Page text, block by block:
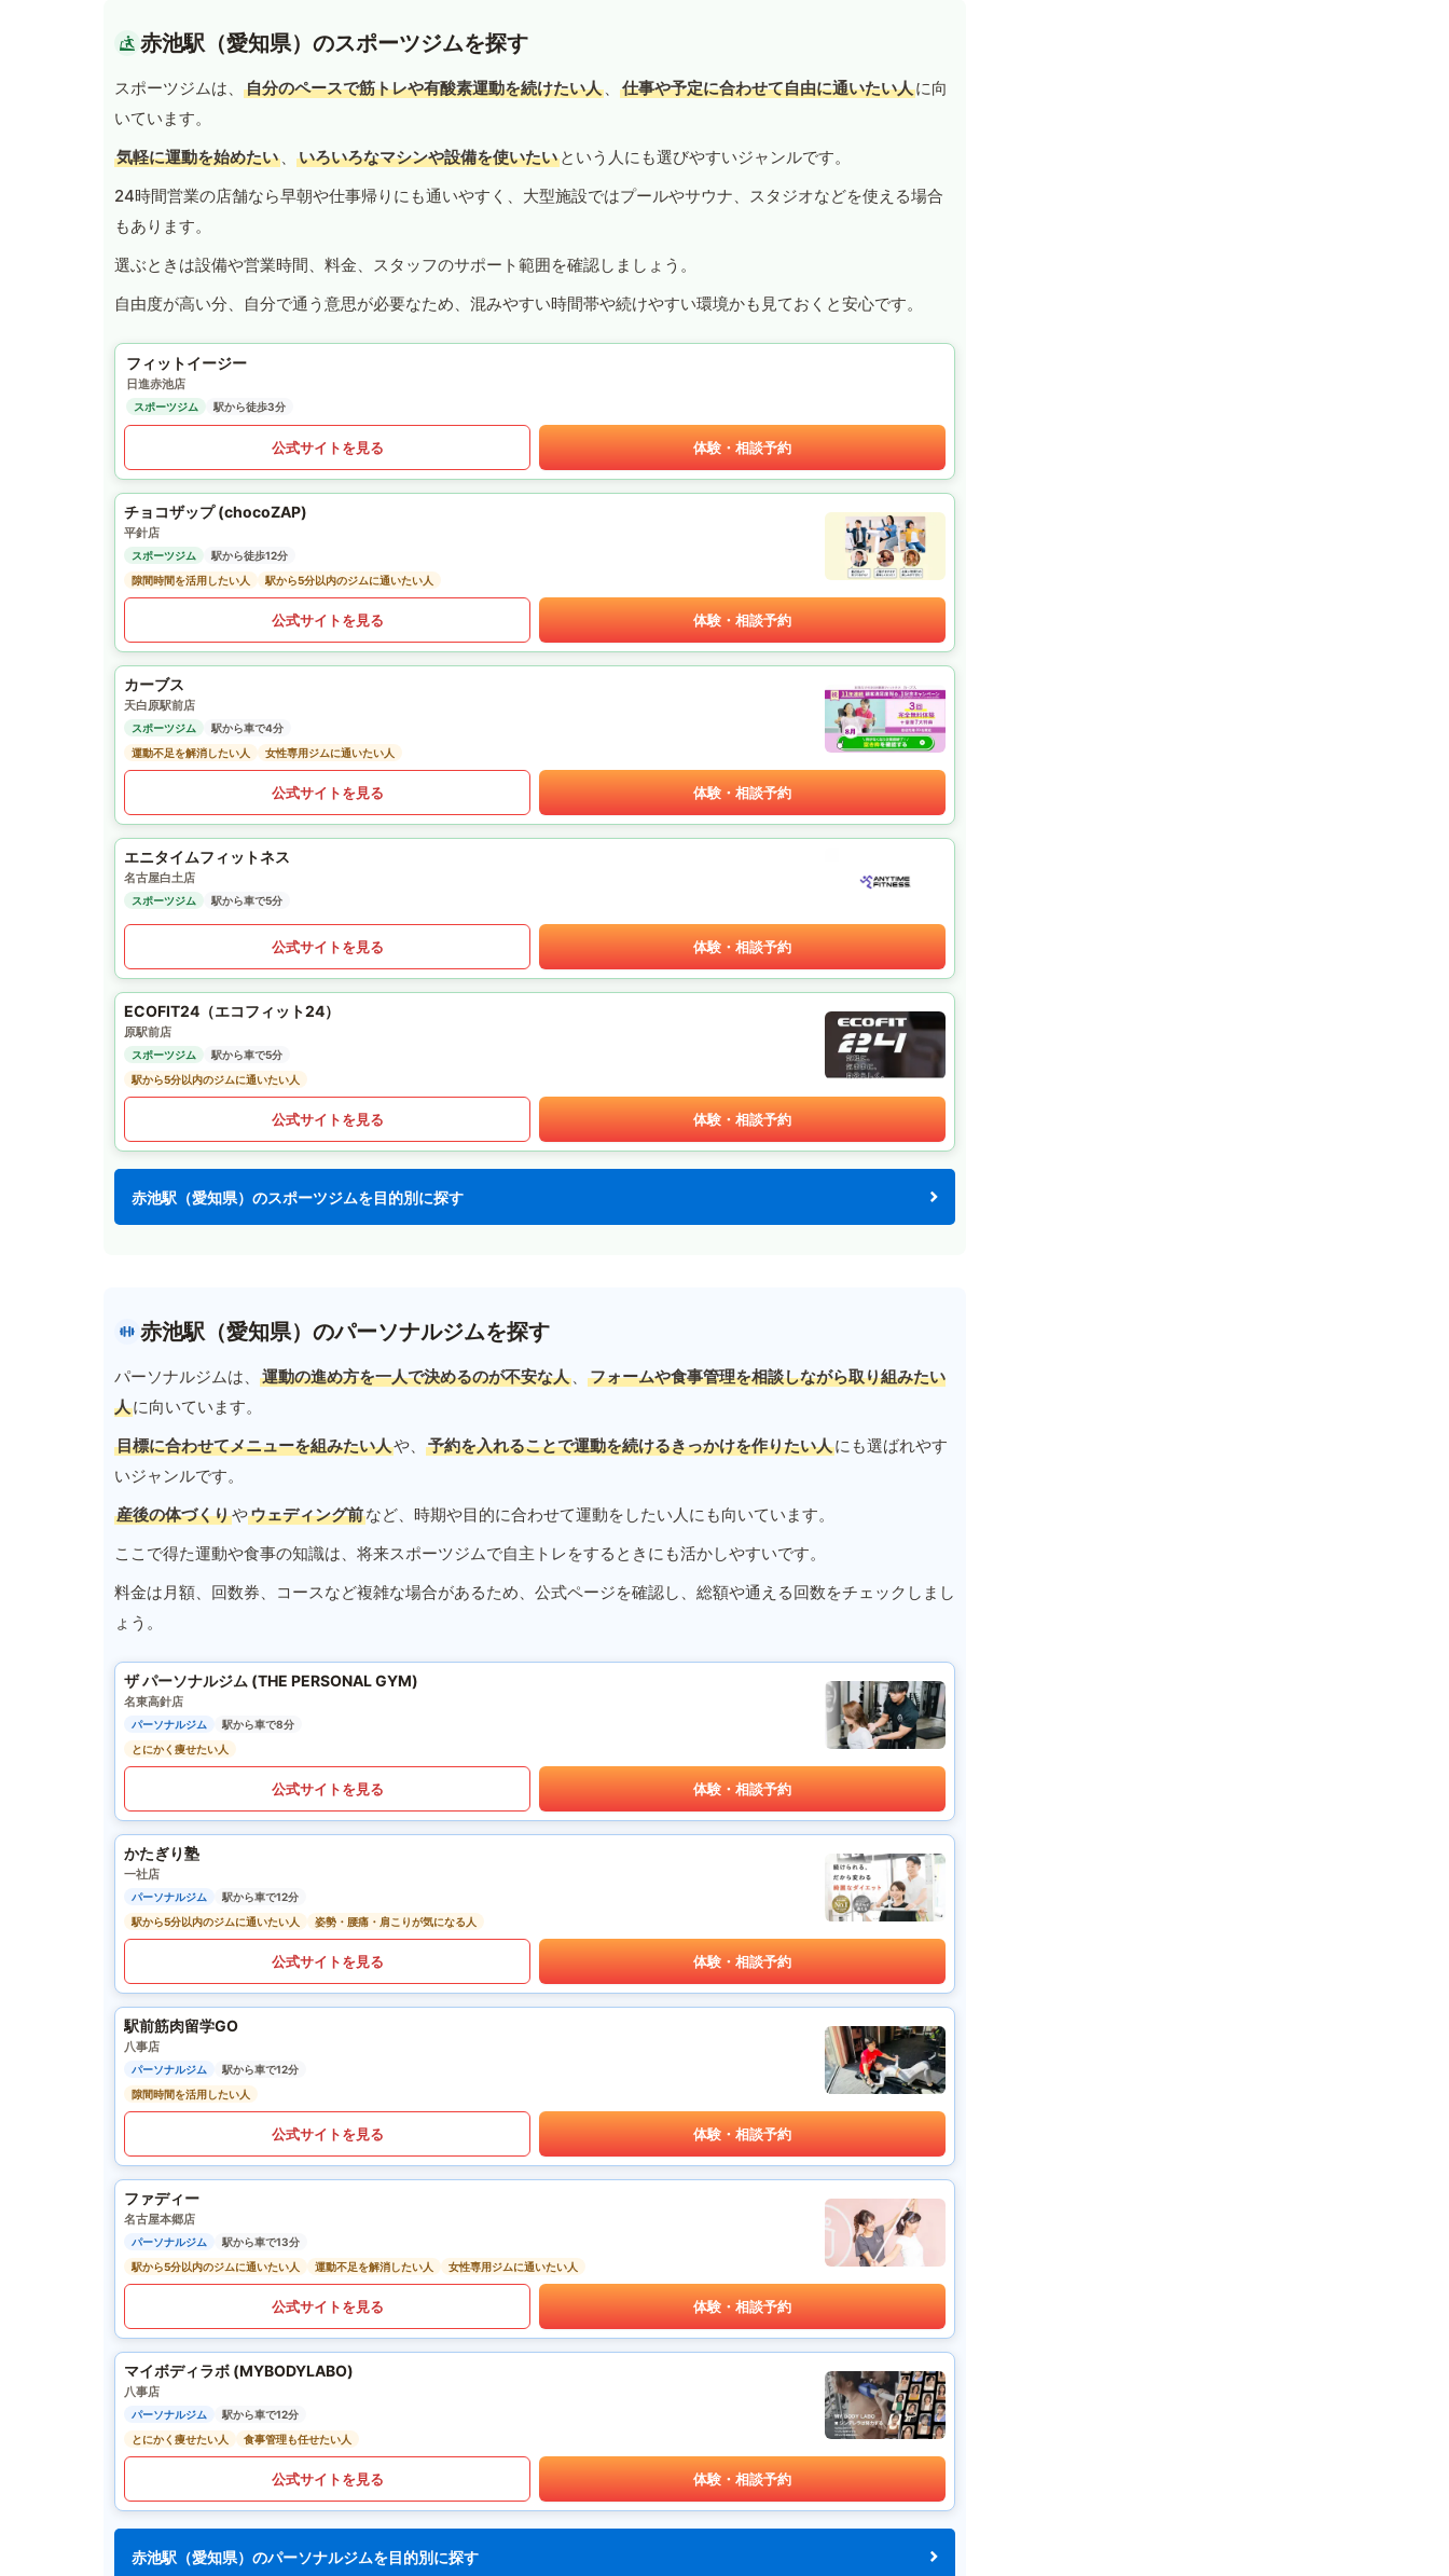
赤池駅（愛知県）のスポーツジムを探す
スポーツジムは、 自分のペースで筋トレや有酸素運動を続けたい人 、 仕事や予定に合わせて自由に通いたい人に向
いています。
気軽に運動を始めたい 、 いろいろなマシンや設備を使いたい という人にも選びやすいジャンルです。
24時間営業の店舗なら早朝や仕事帰りにも通いやすく、大型施設ではプールやサウナ、スタジオなどを使える場合
もあります。
選ぶときは設備や営業時間、料金、スタッフのサポート範囲を確認しましょう。
自由度が高い分、自分で通う意思が必要なため、混みやすい時間帯や続けやすい環境かも見ておくと安心です。
フィットイージー
日進赤池店
スポーツジム 駅から徒歩3分
公式サイトを見る 体験・相談予約
チョコザップ (chocoZAP)
平針店
スポーツジム
駅から徒歩12分
隙間時間を活用したい人
駅から5分以内のジムに通いたい人
公式サイトを見る 体験・相談予約
カーブス
天白原駅前店
スポーツジム
駅から車で4分
運動不足を解消したい人
女性専用ジムに通いたい人
公式サイトを見る 体験・相談予約
エニタイムフィットネス
名古屋白土店
スポーツジム 駅から車で5分
公式サイトを見る 体験・相談予約
ECOFIT24（エコフィット24）
原駅前店
スポーツジム
駅から車で5分
駅から5分以内のジムに通いたい人
公式サイトを見る 体験・相談予約
赤池駅（愛知県）のスポーツジムを目的別に探す
赤池駅（愛知県）のパーソナルジムを探す
パーソナルジムは、 運動の進め方を一人で決めるのが不安な人 、
フォームや食事管理を相談しながら取り組みたい
人に向いています。
目標に合わせてメニューを組みたい人や、 予約を入れることで運動を続けるきっかけを作りたい人にも選ばれやす
いジャンルです。
産後の体づくりやウェディング前など、時期や目的に合わせて運動をしたい人にも向いています。
ここで得た運動や食事の知識は、将来スポーツジムで自主トレをするときにも活かしやすいです。
料金は月額、回数券、コースなど複雑な場合があるため、公式ページを確認し、総額や通える回数をチェックしまし
ょう。
ザ パーソナルジム (THE PERSONAL GYM)
名東高針店
パーソナルジム
駅から車で8分
とにかく痩せたい人
公式サイトを見る 体験・相談予約
かたぎり塾
一社店
パーソナルジム
駅から車で12分
駅から5分以内のジムに通いたい人
姿勢・腰痛・肩こりが気になる人
公式サイトを見る 体験・相談予約
駅前筋肉留学GO
八事店
パーソナルジム
駅から車で12分
隙間時間を活用したい人
公式サイトを見る 体験・相談予約
ファディー
名古屋本郷店
パーソナルジム
駅から車で13分
駅から5分以内のジムに通いたい人
運動不足を解消したい人 女性専用ジムに通いたい人
公式サイトを見る 体験・相談予約
マイボディラボ (MYBODYLABO)
八事店
パーソナルジム
駅から車で12分
とにかく痩せたい人
食事管理も任せたい人
公式サイトを見る 体験・相談予約
赤池駅（愛知県）のパーソナルジムを目的別に探す